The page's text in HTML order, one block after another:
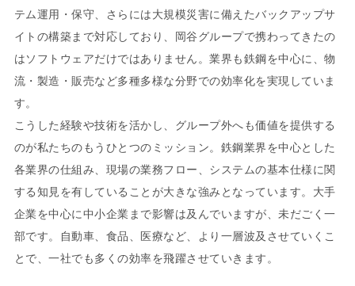
テム運用・保守、さらには大規模災害に備えたバックアップサ
イトの構築まで対応しており、岡谷グループで携わってきたの
はソフトウェアだけではありません。業界も鉄鋼を中心に、物
流・製造・販売など多種多様な分野での効率化を実現していま
す。
こうした経験や技術を活かし、グループ外へも価値を提供する
のが私たちのもうひとつのミッション。鉄鋼業界を中心とした
各業界の仕組み、現場の業務フロー、システムの基本仕様に関
する知見を有していることが大きな強みとなっています。大手
企業を中心に中小企業まで影響は及んでいますが、未だごく一
部です。自動車、食品、医療など、より一層波及させていくこ
とで、一社でも多くの効率を飛躍させていきます。